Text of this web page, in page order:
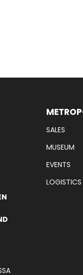
SALES
MUSEUM
EVENTS
LOGISTICS